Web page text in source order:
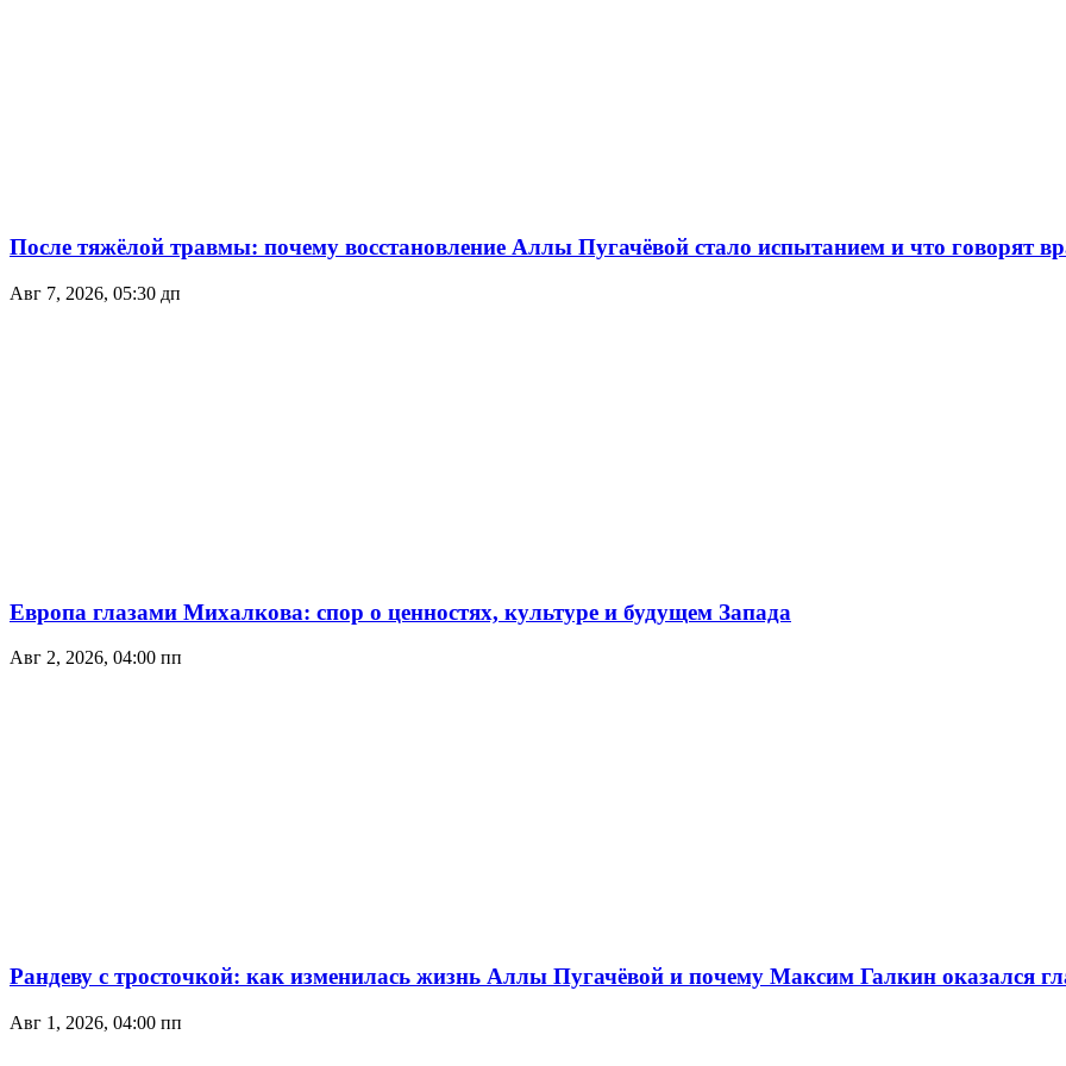
После тяжёлой травмы: почему восстановление Аллы Пугачёвой стало испытанием и что говорят
Авг 7, 2026, 05:30 дп
Европа глазами Михалкова: спор о ценностях, культуре и будущем Запада
Авг 2, 2026, 04:00 пп
Рандеву с тросточкой: как изменилась жизнь Аллы Пугачёвой и почему Максим Галкин оказался
Авг 1, 2026, 04:00 пп